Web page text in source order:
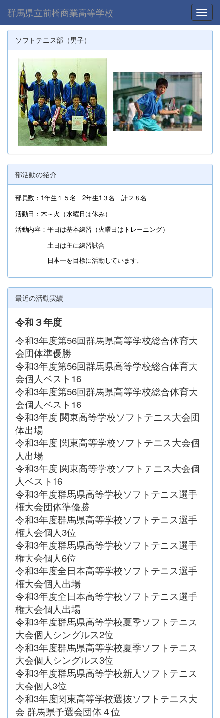
群馬県立前橋商業高等学校
ソフトテニス部（男子）
部活動の紹介
部員数：1年生１５名 2年生1３名 計２８名
活動日：木～火（水曜日は休み）
活動内容：平日は基本練習（火曜日はトレーニング）
土日は主に練習試合
日本一を目標に活動しています。
最近の活動実績
令和３年度
令和3年度第56回群馬県高等学校総合体育大
会団体準優勝
令和3年度第56回群馬県高等学校総合体育大
会個人ベスト16
令和3年度第56回群馬県高等学校総合体育大
会個人ベスト16
令和3年度 関東高等学校ソフトテニス大会団
体出場
令和3年度 関東高等学校ソフトテニス大会個
人出場
令和3年度 関東高等学校ソフトテニス大会個
人ベスト16
令和3年度群馬県高等学校ソフトテニス選手
権大会団体準優勝
令和3年度群馬県高等学校ソフトテニス選手
権大会個人3位
令和3年度群馬県高等学校ソフトテニス選手
権大会個人6位
令和3年度全日本高等学校ソフトテニス選手
権大会個人出場
令和3年度全日本高等学校ソフトテニス選手
権大会個人出場
令和3年度群馬県高等学校夏季ソフトテニス
大会個人シングルス2位
令和3年度群馬県高等学校夏季ソフトテニス
大会個人シングルス3位
令和3年度群馬県高等学校新人ソフトテニス
大会個人3位
令和3年度関東高等学校選抜ソフトテニス大
会 群馬県予選会団体４位